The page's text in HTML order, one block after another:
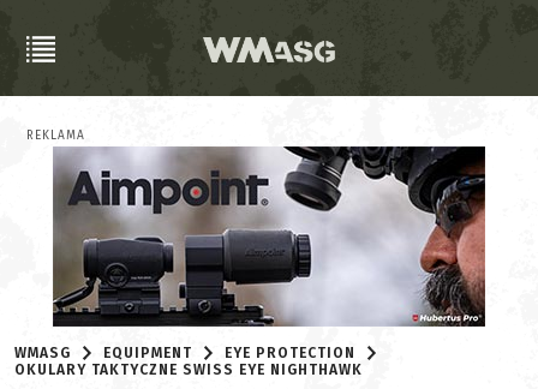
REKLAMA
WMASG EQUIPMENT
EYE PROTECTION
OKULARY TAKTYCZNE SWISS EYE NIGHTHAWK